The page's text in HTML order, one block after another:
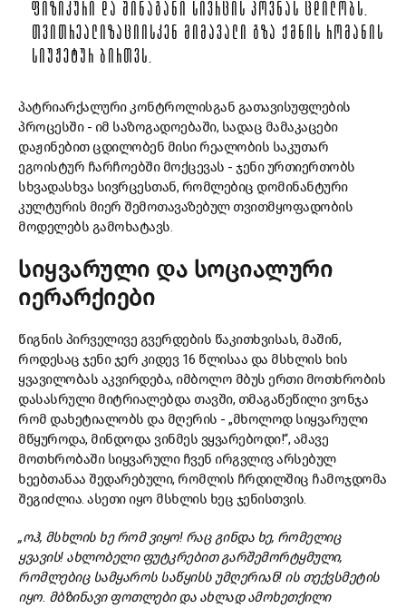
ᲤᲘᲖᲘᲙᲣᲠᲘ ᲓᲐ ᲨᲘᲜᲐᲒᲐᲜᲘ ᲡᲘᲕᲠᲪᲘᲡ ᲞᲝᲕᲜᲐᲡ ᲪᲓᲘᲚᲝᲑᲡ.
ᲗᲕᲘᲗᲠᲔᲐᲚᲘᲖᲐᲪᲘᲘᲡᲙᲔᲜ ᲛᲘᲛᲐᲕᲐᲚᲘ ᲒᲖᲐ ᲥᲛᲜᲘᲡ ᲠᲝᲛᲐᲜᲘᲡ
ᲡᲘᲣᲟᲔᲢᲣᲠ ᲑᲘᲠᲗᲕᲡ.
პატრიარქალური კონტროლისგან გათავისუფლების
პროცესში - იმ საზოგადოებაში, სადაც მამაკაცები
დაჟინებით ცდილობენ მისი რეალობის საკუთარ
ეგოისტურ ჩარჩოებში მოქცევას - ჯენი ურთიერთობს
სხვადასხვა სივრცესთან, რომლებიც დომინანტური
კულტურის მიერ შემოთავაზებულ თვითმყოფადობის
მოდელებს გამოხატავს.
სიყვარული და სოციალური
იერარქიები
წიგნის პირველივე გვერდების წაკითხვისას, მაშინ,
როდესაც ჯენი ჯერ კიდევ 16 წლისაა და მსხლის ხის
ყვავილობას აკვირდება, იმბოლო მბუს ერთი მოთხრობის
დასასრული მიტრიალებდა თავში, თმაგაწეწილი ვონჯა
რომ დახეტიალობს და მღერის - „მხოლოდ სიყვარული
მწყუროდა, მინდოდა ვინმეს ვყვარებოდი!“, ამავე
მოთხრობაში სიყვარული ჩვენ ირგვლივ არსებულ
ხეებთანაა შედარებული, რომლის ჩრდილშიც ჩამოჯდომა
შეგიძლია. ასეთი იყო მსხლის ხეც ჯენისთვის.
„ოჰ, მსხლის ხე რომ ვიყო! რაც გინდა ხე, რომელიც
ყვავის! ახლობელი ფუტკრებით გარშემორტყმული,
რომლებიც სამყაროს საწყისს უმღერიან! ის თექვსმეტის
იყო. მბზინავი ფოთლები და ახლად ამოხეთქილი